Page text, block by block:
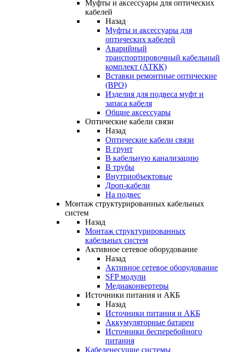
Муфты и аксессуары для оптических
кабелей
Назад
Муфты и аксессуары для
оптических кабелей
Аварийный
транспортировочный кабельный
комплект (АТКК)
Вставки ремонтные оптические
(ВРО)
Изделия для подвеса муфт и
запаса кабеля
Общие аксессуары
Оптические кабели связи
Назад
Оптические кабели связи
В грунт
В кабельную канализацию
В трубы
Внутриобъектовые
Дроп-кабели
На подвес
Монтаж структурированных кабельных
систем
Назад
Монтаж структурированных
кабельных систем
Активное сетевое оборудование
Назад
Активное сетевое оборудование
SFP модули
Медиаконвертеры
Источники питания и АКБ
Назад
Источники питания и АКБ
Аккумуляторные батареи
Источники бесперебойного
питания
Кабеленесущие системы